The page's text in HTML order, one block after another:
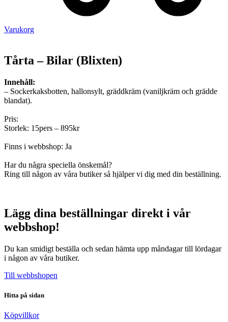
Varukorg
Tårta – Bilar (Blixten)
Innehåll:
– Sockerkaksbotten, hallonsylt, gräddkräm (vaniljkräm och grädde
blandat).
Pris:
Storlek: 15pers – 895kr
Finns i webbshop: Ja
Har du några speciella önskemål?
Ring till någon av våra butiker så hjälper vi dig med din beställning.
Lägg dina beställningar direkt i vår
webbshop!
Du kan smidigt beställa och sedan hämta upp måndagar till lördagar
i någon av våra butiker.
Till webbshopen
Hitta på sidan
Köpvillkor